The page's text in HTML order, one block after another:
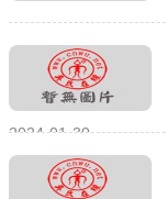
2024-01-30